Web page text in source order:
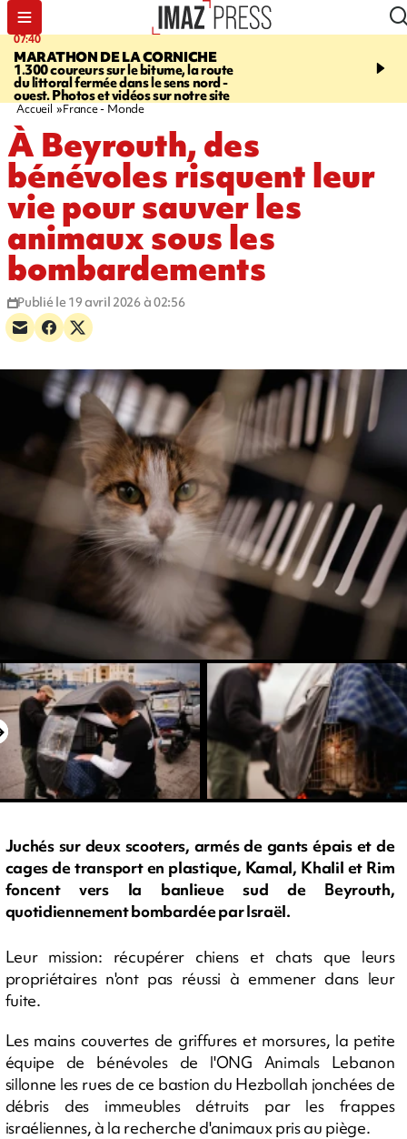
07:40
MARATHON DE LA CORNICHE
1.300 coureurs sur le bitume, la route
du littoral fermée dans le sens nord -
ouest. Photos et vidéos sur notre site
10:33
l’enfance - une
Accueil France - Monde
À Beyrouth, des
bénévoles risquent leur
vie pour sauver les
animaux sous les
bombardements
Publié le 19 avril 2026 à 02:56
Juchés sur deux scooters, armés de gants épais et de
cages de transport en plastique, Kamal, Khalil et Rim
foncent vers la banlieue sud de Beyrouth,
quotidiennement bombardée par Israël.
Leur mission: récupérer chiens et chats que leurs
propriétaires n'ont pas réussi à emmener dans leur
fuite.
Les mains couvertes de griffures et morsures, la petite
équipe de bénévoles de l'ONG Animals Lebanon
sillonne les rues de ce bastion du Hezbollah jonchées de
débris des immeubles détruits par les frappes
israéliennes, à la recherche d'animaux pris au piège.